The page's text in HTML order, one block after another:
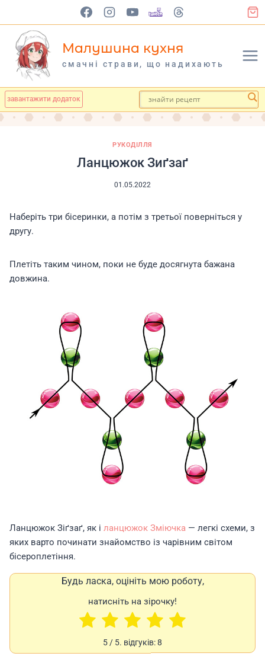
вмісту
Малушина кухня
cмачні страви, що надихають
завантажити додаток
РУКОДІЛЛЯ
Ланцюжок Зиґзаґ
01.05.2022
Наберіть три бісеринки, а потім з третьої поверніться у
другу.
Плетіть таким чином, поки не буде досягнута бажана
довжина.
Ланцюжок Зіґзаґ, як і ланцюжок Зміючка — легкі схеми, з
яких варто починати знайомство із чарівним світом
бісероплетіння.
Будь ласка, оцініть мою роботу,
натисніть на зірочку!
5 / 5. відгуків:8